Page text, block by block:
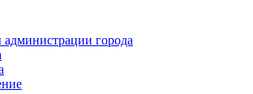
администрации города